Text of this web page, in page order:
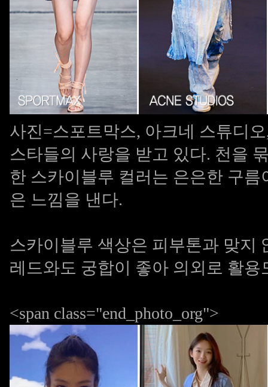
사진=스포트막스, 아크네 스튜디
스타들의 사랑을 받고 있다. 천을
한 스카이블루 컬러는 은은한 구
은 느낌을 낸다.
스카이블루 색상은 피부톤과 맞지
레드와도 궁합이 좋아 의외로 활용
<span class="end_photo_org">